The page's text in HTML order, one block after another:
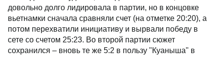
довольно долго лидировала в партии, но в концовке
вьетнамки сначала сравняли счет (на отметке 20:20), а
потом перехватили инициативу и вырвали победу в
сете со счетом 25:23. Во второй партии сюжет
сохранился – вновь те же 5:2 в пользу "Куаныша" в